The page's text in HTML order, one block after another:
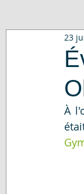
Évenements
23
À